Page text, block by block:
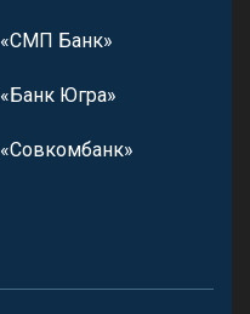
«СМП Банк»
«Банк Югра»
«Совкомбанк»